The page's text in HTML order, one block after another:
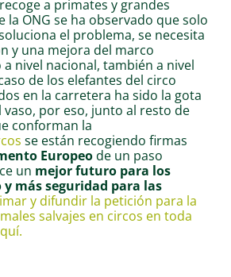
a primates y grandes
la ONG se ha observado que solo
el problema, se necesita
y una mejora del marco
nivel nacional, también a nivel
de los elefantes del circo
en la carretera ha sido la gota
vaso, por eso, junto al resto de
conforman la
se están recogiendo firmas
Europeode un paso
un mejor futuro para los
más seguridad para las
y difundir la petición para la
salvajes en circos en toda